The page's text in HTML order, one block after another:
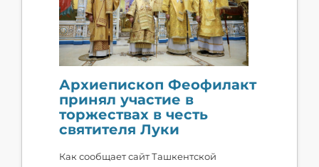
Архиепископ Феофилакт
принял участие в
торжествах в честь
святителя Луки
Как сообщает сайт Ташкентской